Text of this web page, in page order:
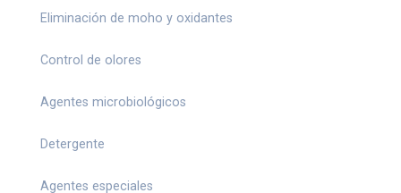
Eliminación de moho y oxidantes
Control de olores
Agentes microbiológicos
Detergente
Agentes especiales